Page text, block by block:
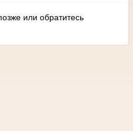
или обратитесь